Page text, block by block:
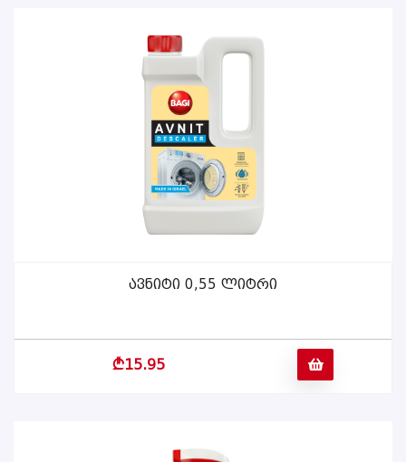
ᲕᲠᲪᲚᲐᲓ
Ავნიტი 0,55 Ლიტრი
b15.95